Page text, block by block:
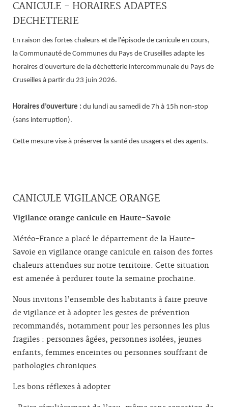
CANICULE - HORAIRES ADAPTES
DECHETTERIE
En raison des fortes chaleurs et de l'épisode de canicule en cours,
la Communauté de Communes du Pays de Cruseilles adapte les
horaires d'ouverture de la déchetterie intercommunale du Pays de
Cruseilles à partir du 23 juin 2026.
Horaires d’ouverture : du lundi au samedi de 7h à 15h non-stop
(sans interruption).
Cette mesure vise à préserver la santé des usagers et des agents.
CANICULE VIGILANCE ORANGE
Vigilance orange canicule en Haute-Savoie
Météo-France a placé le département de la Haute-
Savoie en vigilance orange canicule en raison des fortes
chaleurs attendues sur notre territoire. Cette situation
est amenée à perdurer toute la semaine prochaine.
Nous invitons l’ensemble des habitants à faire preuve
de vigilance et à adopter les gestes de prévention
recommandés, notamment pour les personnes les plus
fragiles : personnes âgées, personnes isolées, jeunes
enfants, femmes enceintes ou personnes souffrant de
pathologies chroniques.
Les bons réflexes à adopter